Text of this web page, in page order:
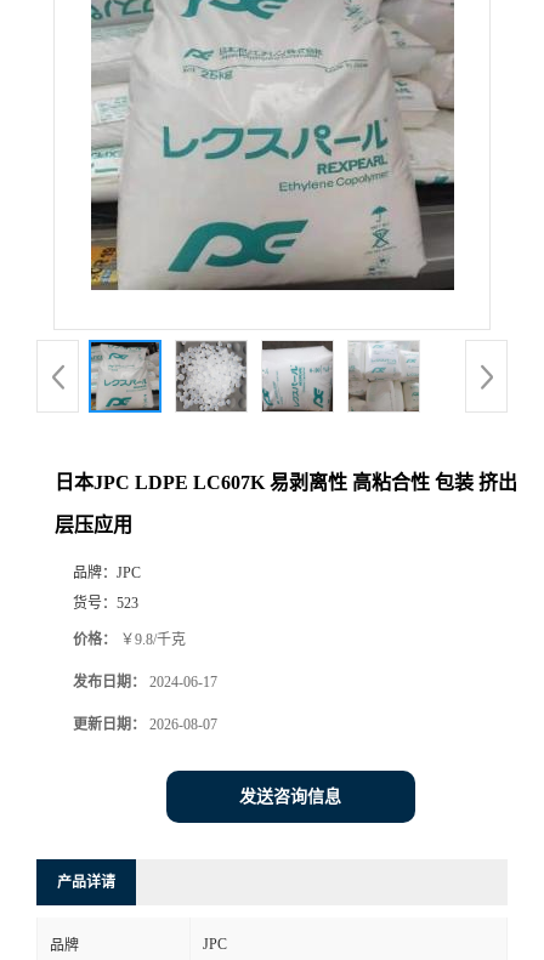
日本JPC LDPE LC607K 易剥离性 高粘合性 包装 挤出
层压应用
品牌： JPC
货号： 523
价格： ￥9.8/千克
发布日期： 2024-06-17
更新日期： 2026-08-07
发送咨询信息
产品详请
品牌 JPC